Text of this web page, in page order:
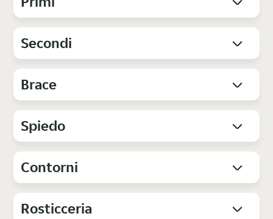
Secondi
Brace
Spiedo
Contorni
Rosticceria